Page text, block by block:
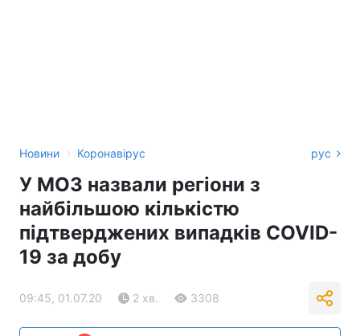
Новини › Коронавірус рус
У МОЗ назвали регіони з
найбільшою кількістю
підтверджених випадків COVID-
19 за добу
09:45, 01.07.20 2 хв. 3308